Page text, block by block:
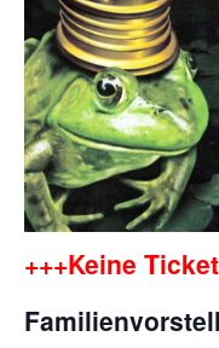
+++Keine